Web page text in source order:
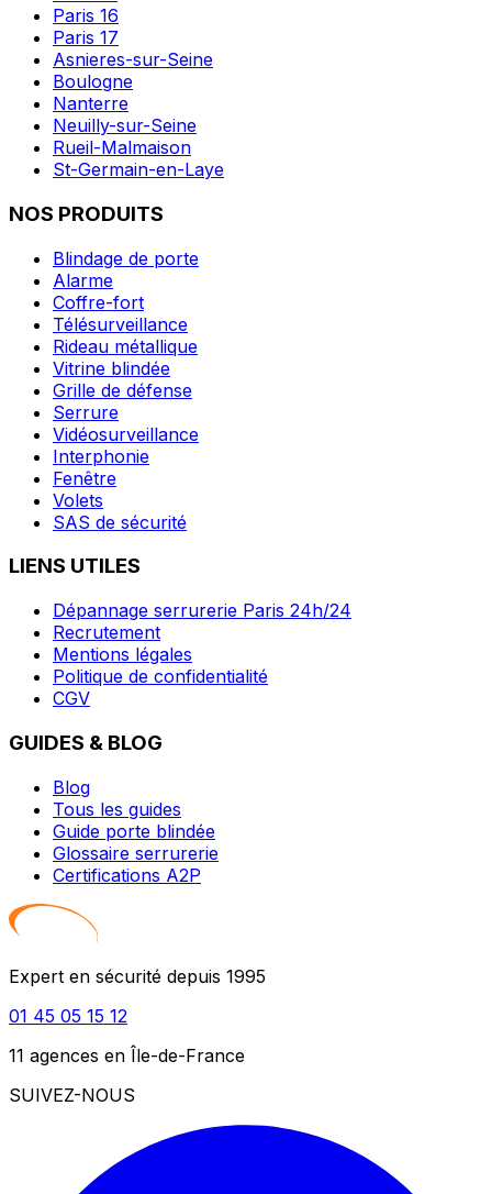
Paris 16
Paris 17
Asnieres-sur-Seine
Boulogne
Nanterre
Neuilly-sur-Seine
Rueil-Malmaison
St-Germain-en-Laye
NOS PRODUITS
Blindage de porte
Alarme
Coffre-fort
Télésurveillance
Rideau métallique
Vitrine blindée
Grille de défense
Serrure
Vidéosurveillance
Interphonie
Fenêtre
Volets
SAS de sécurité
LIENS UTILES
Dépannage serrurerie Paris 24h/24
Recrutement
Mentions légales
Politique de confidentialité
CGV
GUIDES & BLOG
Blog
Tous les guides
Guide porte blindée
Glossaire serrurerie
Certifications A2P
Expert en sécurité depuis 1995
01 45 05 15 12
11 agences en Île-de-France
SUIVEZ-NOUS